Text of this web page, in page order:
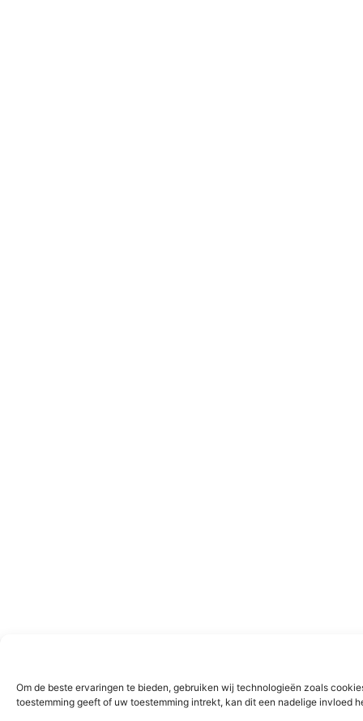
Om de beste ervaringen te bieden, gebruiken wij technologieën zoals
toestemming geeft of uw toestemming intrekt, kan dit een nadelige invloed